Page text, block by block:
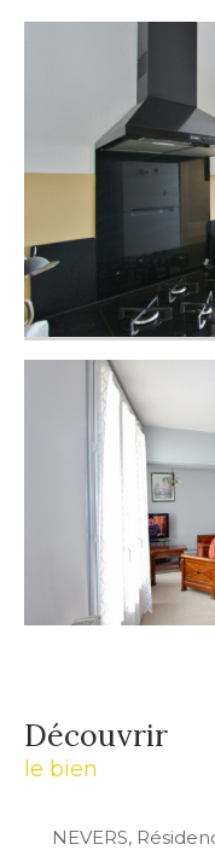
découvrir
le bien
NEVERS,
COUPS DE COEUR